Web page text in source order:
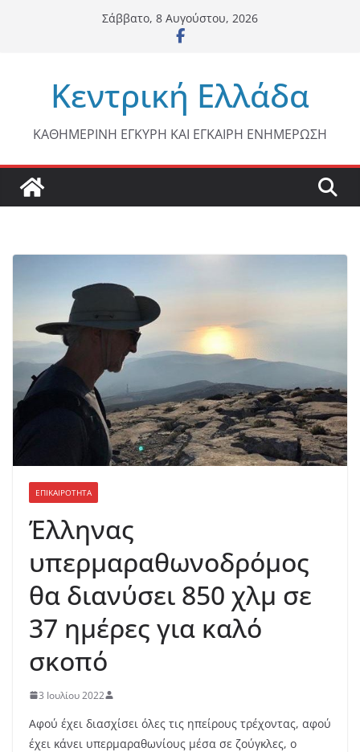
Σάββατο, 8 Αυγούστου, 2026
Κεντρική Ελλάδα
ΚΑΘΗΜΕΡΙΝΗ ΕΓΚΥΡΗ ΚΑΙ ΕΓΚΑΙΡΗ ΕΝΗΜΕΡΩΣΗ
ΕΠΙΚΑΙΡΟΤΗΤΑ
Έλληνας
υπερμαραθωνοδρόμος
θα διανύσει 850 χλμ σε
37 ημέρες για καλό
σκοπό
3 Ιουλίου 2022
Αφού έχει διασχίσει όλες τις ηπείρους τρέχοντας, αφού
έχει κάνει υπερμαραθωνίους μέσα σε ζούγκλες, ο